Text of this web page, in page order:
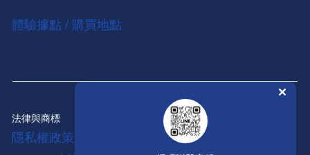
體驗據點 / 購買地點
法律與商標
隱私權政策